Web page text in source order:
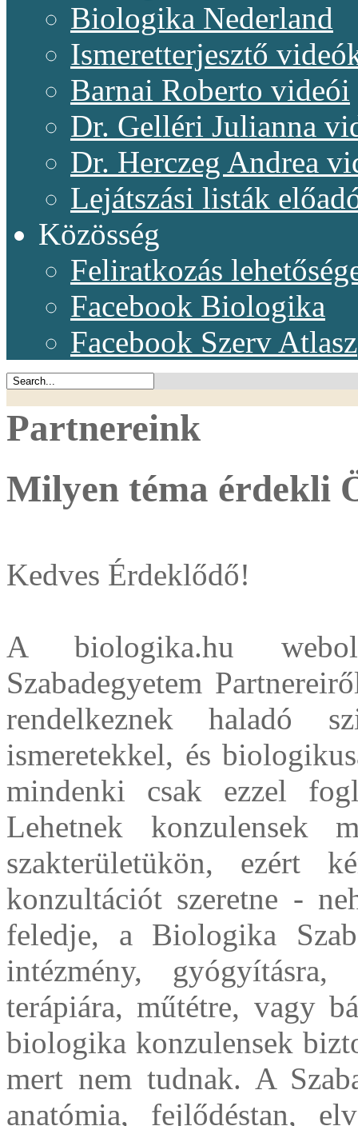
Biologika Nederland
Ismeretterjesztő
Barnai Roberto videói
Dr. Gelléri Julianna
Dr. Herczeg Andrea
Lejátszási listák
Közösség
Feliratkozás
Facebook Biologika
Facebook Szerv Atlasz
Partnereink
Milyen téma érdekli
Kedves Érdeklődő!
A biologika.hu
Szabadegyetem
rendelkeznek haladó
ismeretekkel, és
mindenki csak ezzel
Lehetnek
szakterületükön, ezért
konzultációt szeretne -
feledje, a Biologika
intézmény, gyógyításra,
terápiára, műtétre, vagy
biologika konzulensek
mert nem tudnak. A
anatómia, fejlődéstan,